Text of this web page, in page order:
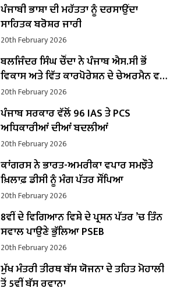
ਪੰਜਾਬੀ ਭਾਸ਼ਾ ਦੀ ਮਹੱਤਤਾ ਨੂੰ ਦਰਸਾਉਂਦਾ
ਸਾਹਿਤਕ ਬਰੋਸ਼ਰ ਜਾਰੀ
20th February 2026
ਬਲਜਿੰਦਰ ਸਿੰਘ ਚੌਂਦਾ ਨੇ ਪੰਜਾਬ ਐਸ.ਸੀ ਭੋਂ
ਵਿਕਾਸ ਅਤੇ ਵਿੱਤ ਕਾਰਪੋਰੇਸ਼ਨ ਦੇ ਚੇਅਰਮੈਨ ਵਜੋਂ
ਸੰਭਾਲਿਆ ਕਾਰਜਭਾਰ
20th February 2026
ਪੰਜਾਬ ਸਰਕਾਰ ਵੱਲੋਂ 96 IAS ਤੇ PCS
ਅਧਿਕਾਰੀਆਂ ਦੀਆਂ ਬਦਲੀਆਂ
20th February 2026
ਕਾਂਗਰਸ ਨੇ ਭਾਰਤ-ਅਮਰੀਕਾ ਵਪਾਰ ਸਮਝੌਤੇ
ਖ਼ਿਲਾਫ਼ ਡੀਸੀ ਨੂੰ ਮੰਗ ਪੱਤਰ ਸੌਂਪਿਆ
20th February 2026
8ਵੀਂ ਦੇ ਵਿਗਿਆਨ ਵਿਸ਼ੇ ਦੇ ਪ੍ਰਸ਼ਨ ਪੱਤਰ ’ਚ ਤਿੰਨ
ਸਵਾਲ ਪਾਉਣੇ ਭੁੱਲਿਆ PSEB
20th February 2026
ਮੁੱਖ ਮੰਤਰੀ ਤੀਰਥ ਬੱਸ ਯੋਜਨਾ ਦੇ ਤਹਿਤ ਮੋਹਾਲੀ
ਤੋਂ 5ਵੀਂ ਬੱਸ ਰਵਾਨਾ